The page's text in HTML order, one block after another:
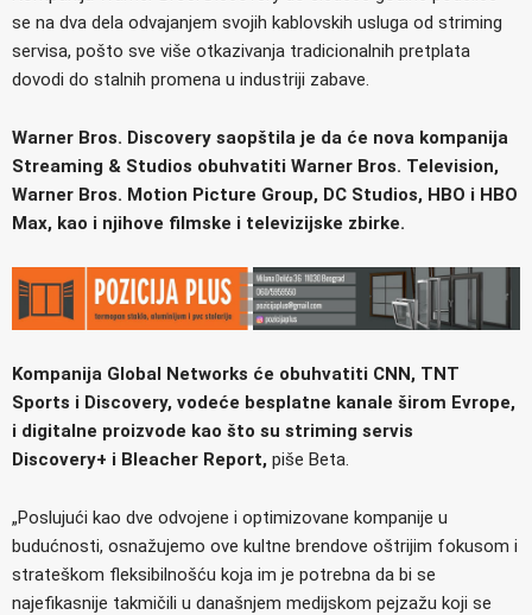
se na dva dela odvajanjem svojih kablovskih usluga od striming
servisa, pošto sve više otkazivanja tradicionalnih pretplata
dovodi do stalnih promena u industriji zabave.
Warner Bros. Discovery saopštila je da će nova kompanija
Streaming & Studios obuhvatiti Warner Bros. Television,
Warner Bros. Motion Picture Group, DC Studios, HBO i HBO
Max, kao i njihove filmske i televizijske zbirke.
Kompanija Global Networks će obuhvatiti CNN, TNT
Sports i Discovery, vodeće besplatne kanale širom Evrope,
i digitalne proizvode kao što su striming servis
Discovery+ i Bleacher Report, piše Beta.
„Poslujući kao dve odvojene i optimizovane kompanije u
budućnosti, osnažujemo ove kultne brendove oštrijim fokusom i
strateškom fleksibilnošću koja im je potrebna da bi se
najefikasnije takmičili u današnjem medijskom pejzažu koji se